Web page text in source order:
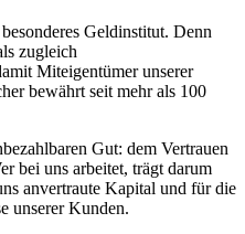
Geldinstitut. Denn
zugleich
Miteigentümer unserer
bewährt seit mehr als 100
Gut: dem Vertrauen
bei uns arbeitet, trägt darum
anvertraute Kapital und für die
unserer Kunden.